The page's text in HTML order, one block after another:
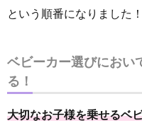
という順番になりました！
ベビーカー選びにおい
る！
大切なお子様を乗せるベ